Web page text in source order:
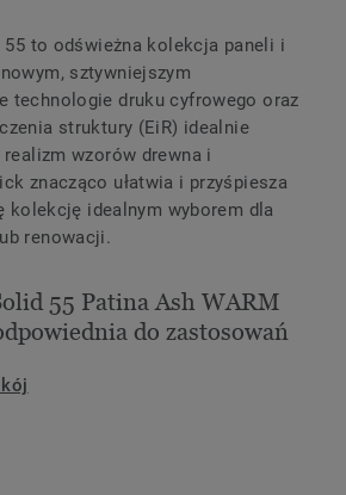
to odświeżna kolekcja paneli i
sztywniejszym
technologie druku cyfrowego oraz
struktury (EiR) idealnie
wzorów drewna i
znacząco ułatwia i przyśpiesza
kolekcję idealnym wyborem dla
renowacji.
55 Patina Ash WARM
do zastosowań